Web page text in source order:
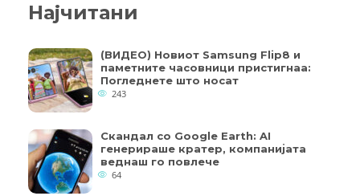
Најчитани
(ВИДЕО) Новиот Samsung Flip8 и
паметните часовници пристигнаа:
Погледнете што носат
243
Скандал со Google Earth: AI
генерираше кратер, компанијата
веднаш го повлече
64